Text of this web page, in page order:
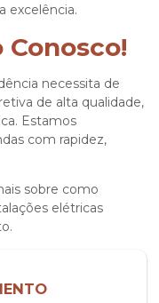
excelência.
necessita de
de alta qualidade,
Estamos
com rapidez,
sobre como
elétricas